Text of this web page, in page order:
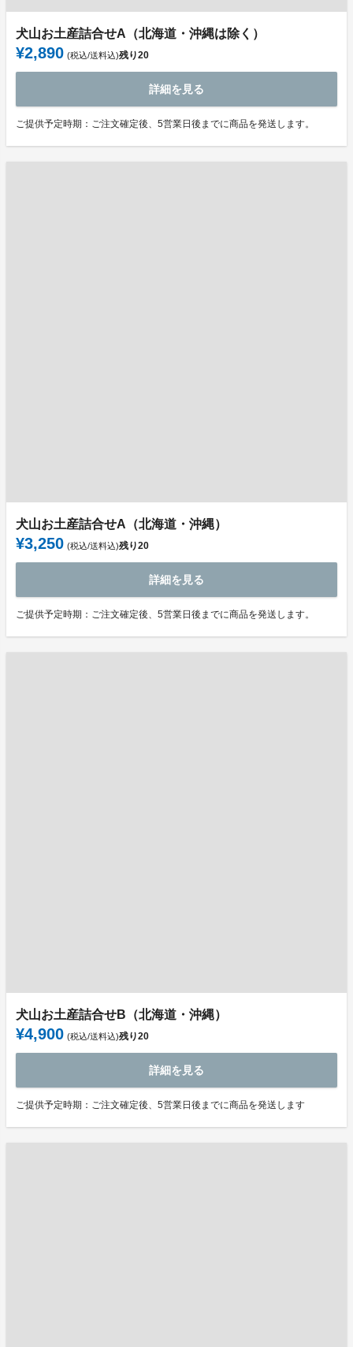
犬山お土産詰合せA（北海道・沖縄は除く）
¥2,890 (税込/送料込)残り20
詳細を見る
ご提供予定時期：ご注文確定後、5営業日後までに商品を発送します。
犬山お土産詰合せA（北海道・沖縄）
¥3,250 (税込/送料込)残り20
詳細を見る
ご提供予定時期：ご注文確定後、5営業日後までに商品を発送します。
犬山お土産詰合せB（北海道・沖縄）
¥4,900 (税込/送料込)残り20
詳細を見る
ご提供予定時期：ご注文確定後、5営業日後までに商品を発送します